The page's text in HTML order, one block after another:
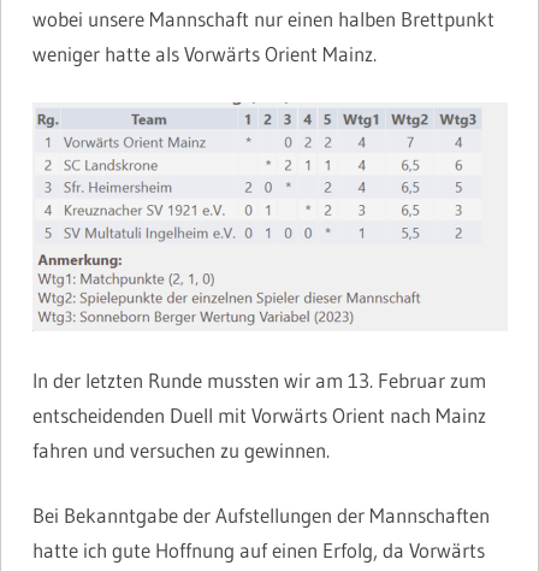
wobei unsere Mannschaft nur einen halben Brettpunkt
weniger hatte als Vorwärts Orient Mainz.
In der letzten Runde mussten wir am 13. Februar zum
entscheidenden Duell mit Vorwärts Orient nach Mainz
fahren und versuchen zu gewinnen.
Bei Bekanntgabe der Aufstellungen der Mannschaften
hatte ich gute Hoffnung auf einen Erfolg, da Vorwärts